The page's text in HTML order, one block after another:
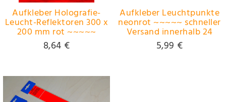
Aufkleber Holografie-
Leucht-Reflektoren 300 x
200 mm rot ~~~~~
schneller Versand
innerhalb 24 Stunden
8,64 €
Aufkleber Leuchtpunkte
neonrot ~~~~~ schneller
Versand innerhalb 24
Stunden ~~~~~
5,99 €